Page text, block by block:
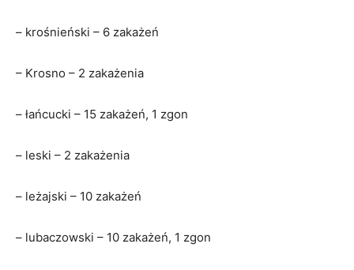
– krośnieński – 6 zakażeń
– Krosno – 2 zakażenia
– łańcucki – 15 zakażeń, 1 zgon
– leski – 2 zakażenia
– leżajski – 10 zakażeń
– lubaczowski – 10 zakażeń, 1 zgon